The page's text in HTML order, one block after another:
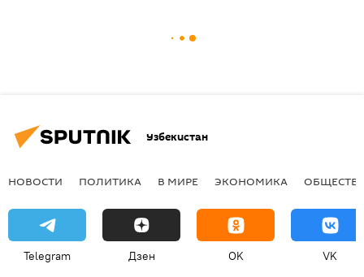
Узбекистан
НОВОСТИ ПОЛИТИКА В МИРЕ ЭКОНОМИКА
Telegram Дзен OK VK